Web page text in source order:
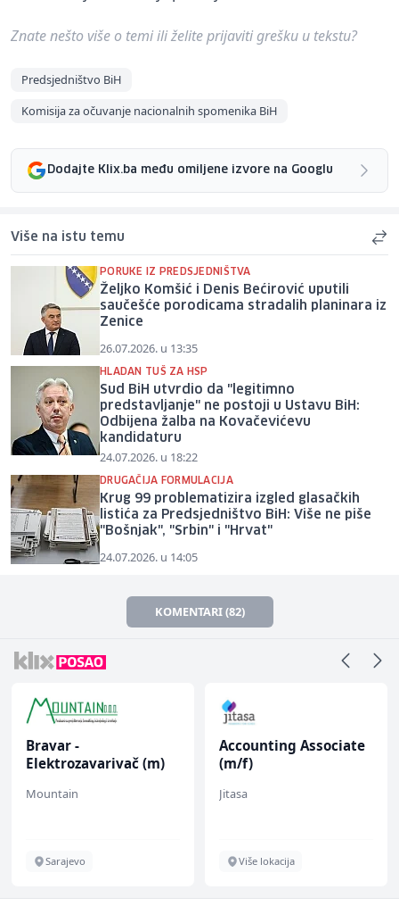
Znate nešto više o temi ili želite prijaviti grešku u tekstu?
Predsjedništvo BiH
Komisija za očuvanje nacionalnih spomenika BiH
Dodajte Klix.ba među omiljene izvore na Googlu
Više na istu temu
PORUKE IZ PREDSJEDNIŠTVA
Željko Komšić i Denis Bećirović uputili
saučešće porodicama stradalih planinara iz
Zenice
26.07.2026. u 13:35
HLADAN TUŠ ZA HSP
Sud BiH utvrdio da "legitimno
predstavljanje" ne postoji u Ustavu BiH:
Odbijena žalba na Kovačevićevu
kandidaturu
24.07.2026. u 18:22
DRUGAČIJA FORMULACIJA
Krug 99 problematizira izgled glasačkih
listića za Predsjedništvo BiH: Više ne piše
"Bošnjak", "Srbin" i "Hrvat"
24.07.2026. u 14:05
KOMENTARI (82)
Bravar -
Elektrozavarivač (m)
Mountain
Sarajevo
Accounting Associate
(m/f)
Jitasa
Više lokacija